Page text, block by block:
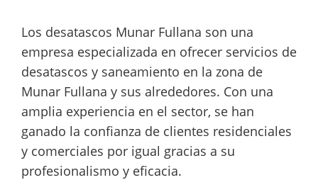
Los desatascos Munar Fullana son una
empresa especializada en ofrecer servicios de
desatascos y saneamiento en la zona de
Munar Fullana y sus alrededores. Con una
amplia experiencia en el sector, se han
ganado la confianza de clientes residenciales
y comerciales por igual gracias a su
profesionalismo y eficacia.